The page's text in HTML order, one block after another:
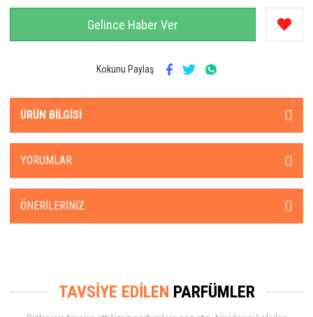
Gelince Haber Ver
Kokunu Paylaş
ÜRÜN BILGISI
YORUMLAR
ÖNERILERINIZ
TAVSİYE EDİLEN PARFÜMLER